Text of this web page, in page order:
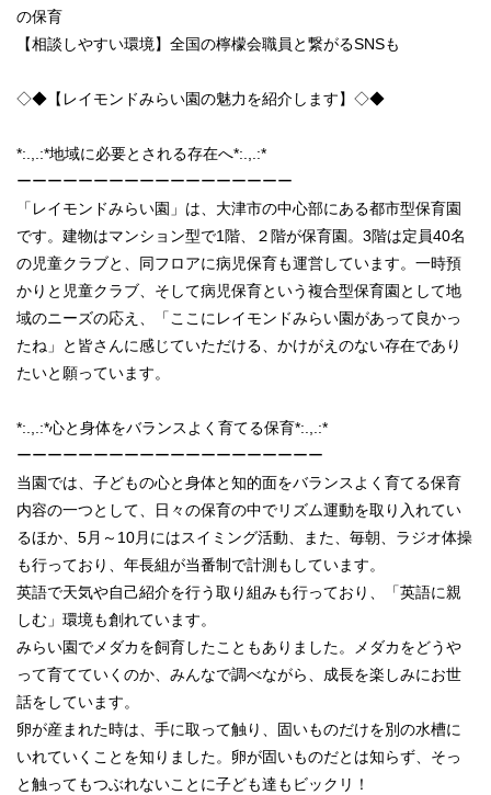
の保育
【相談しやすい環境】全国の檸檬会職員と繋がるSNSも
◇◆【レイモンドみらい園の魅力を紹介します】◇◆
*:.,.:*地域に必要とされる存在へ*:.,.:*
ーーーーーーーーーーーーーーーーーー
「レイモンドみらい園」は、大津市の中心部にある都市型保育園
です。建物はマンション型で1階、２階が保育園。3階は定員40名
の児童クラブと、同フロアに病児保育も運営しています。一時預
かりと児童クラブ、そして病児保育という複合型保育園として地
域のニーズの応え、「ここにレイモンドみらい園があって良かっ
たね」と皆さんに感じていただける、かけがえのない存在であり
たいと願っています。
*:.,.:*心と身体をバランスよく育てる保育*:.,.:*
ーーーーーーーーーーーーーーーーーーーー
当園では、子どもの心と身体と知的面をバランスよく育てる保育
内容の一つとして、日々の保育の中でリズム運動を取り入れてい
るほか、5月～10月にはスイミング活動、また、毎朝、ラジオ体操
も行っており、年長組が当番制で計測もしています。
英語で天気や自己紹介を行う取り組みも行っており、「英語に親
しむ」環境も創れています。
みらい園でメダカを飼育したこともありました。メダカをどうや
って育てていくのか、みんなで調べながら、成長を楽しみにお世
話をしています。
卵が産まれた時は、手に取って触り、固いものだけを別の水槽に
いれていくことを知りました。卵が固いものだとは知らず、そっ
と触ってもつぶれないことに子ども達もビックリ！